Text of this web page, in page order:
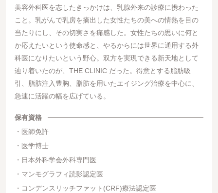
美容外科医を志したきっかけは、乳腺外来の診療に携わった
こと。乳がんで乳房を摘出した女性たちの美への情熱を目の
当たりにし、その切実さを痛感した。女性たちの思いに何と
か応えたいという使命感と、やるからには世界に通用する外
科医になりたいという野心。双方を実現できる新天地として
辿り着いたのが、THE CLINIC だった。得意とする脂肪吸
引、脂肪注入豊胸、脂肪を用いたエイジング治療を中心に、
急速に活躍の幅を広げている。
保有資格
医師免許
医学博士
日本外科学会外科専門医
マンモグラフィ読影認定医
コンデンスリッチファット(CRF)療法認定医